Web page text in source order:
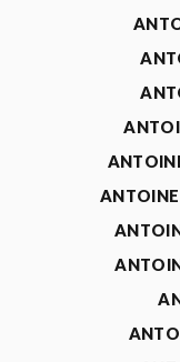
ANTOINE